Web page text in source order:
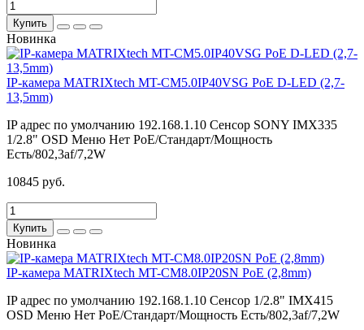
Купить
Новинка
IP-камера MATRIXtech MT-CM5.0IP40VSG PoE D-LED (2,7-
13,5mm)
IP адрес по умолчанию 192.168.1.10 Сенсор SONY IMX335
1/2.8" OSD Меню Нет PoE/Стандарт/Мощность
Есть/802,3af/7,2W
10845 руб.
Купить
Новинка
IP-камера MATRIXtech MT-CM8.0IP20SN PoE (2,8mm)
IP адрес по умолчанию 192.168.1.10 Сенсор 1/2.8" IMX415
OSD Меню Нет PoE/Стандарт/Мощность Есть/802,3af/7,2W